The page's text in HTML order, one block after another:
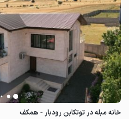
خانه مبله در توتکابن رودبار - همکف